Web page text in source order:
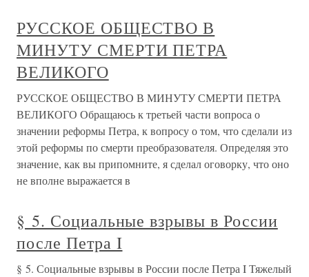
РУССКОЕ ОБЩЕСТВО В
МИНУТУ СМЕРТИ ПЕТРА
ВЕЛИКОГО
РУССКОЕ ОБЩЕСТВО В МИНУТУ СМЕРТИ ПЕТРА
ВЕЛИКОГО Обращаюсь к третьей части вопроса о
значении реформы Петра, к вопросу о том, что сделали из
этой реформы по смерти преобразователя. Определяя это
значение, как вы припомните, я сделал оговорку, что оно
не вполне выражается в
§ 5. Социальные взрывы в России
после Петра I
§ 5. Социальные взрывы в России после Петра I Тяжелый